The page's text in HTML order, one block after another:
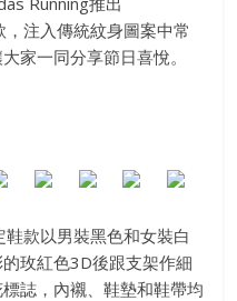
注入傳統紋身圖案中常
家一同分享節日喜悅。
款以男裝黑色和女裝白
玫紅色3D後跟支架作細
誌，內襯、鞋墊和鞋帶均